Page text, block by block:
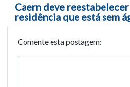
Caern deve
residência que está sem
Comente esta postagem: